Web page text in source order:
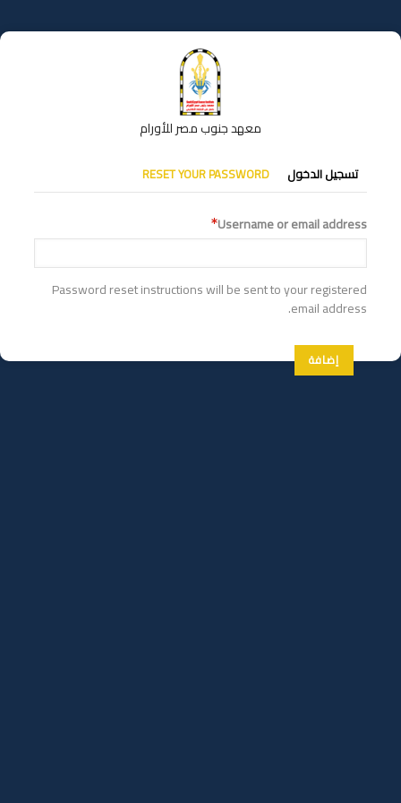
إلى
المحتوى
معهد جنوب مصر للأورام
التبويبات
الأساسية
تسجيل الدخول RESET YOUR PASSWORD
Username or email address
Password reset instructions will be sent to your registered
email address.